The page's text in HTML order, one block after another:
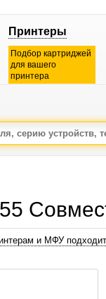
Принтеры
Подбор картриджей
для вашего
принтера
и МФУ